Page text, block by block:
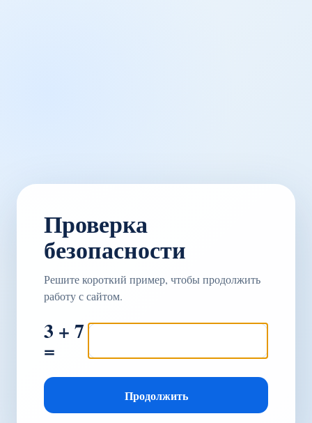
Проверка
безопасности
Решите короткий пример, чтобы продолжить
работу с сайтом.
3 + 7
=
Продолжить